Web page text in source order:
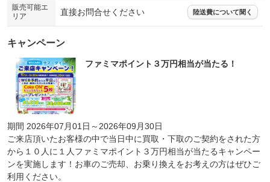
販売可能エ
リア
直接お問合せください 陸送費について聞く
キャンペーン
ファミマポイント３万円相当が当たる！
期間 2026年07月01日～2026年09月30日
ご来店頂いたお客様の中で当日中に買取・下取のご契約をされた方
から１０人に１人ファミマポイント３万円相当が当たるキャンペー
ンを実施します！お車のご売却、お乗り換えをお考えの方はぜひご
利用ください。